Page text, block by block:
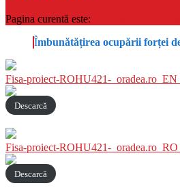
Pagina curentă este:
Îmbunătățirea ocupării forței
Fisa-proiect-ROHU421-
Descarcă
Fisa-proiect-ROHU421-
Descarcă